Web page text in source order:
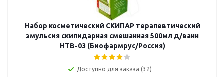
Набор косметический СКИПАР терапевтический
эмульсия скипидарная смешанная 500мл д/ванн
НТВ-03 (Биофармрус/Россия)
Доступно для заказа (32)